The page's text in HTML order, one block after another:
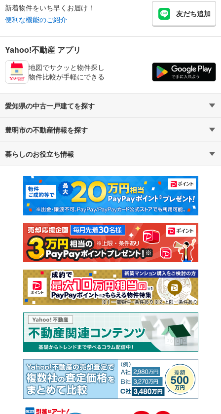
新着物件をいち早くお届け！
便利な機能のご紹介
友だち追加
Yahoo!不動産 アプリ
地図でサクッと物件探し
物件比較が手軽にできる
愛知県の中古一戸建てを探す
路線・駅から探す
通勤・通学時間から探す
豊明市の不動産情報を探す
不動産・住宅
新築マンション 中古マンション
新築一戸建て 中古一戸建て
注文住宅 土地
売却査定
暮らしのお役立ち情報
マンションカタログ 教えて！住まいの先生